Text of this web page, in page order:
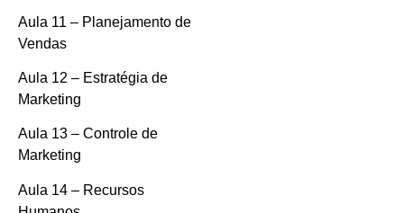
Aula 11 – Planejamento de
Vendas
Aula 12 – Estratégia de
Marketing
Aula 13 – Controle de
Marketing
Aula 14 – Recursos